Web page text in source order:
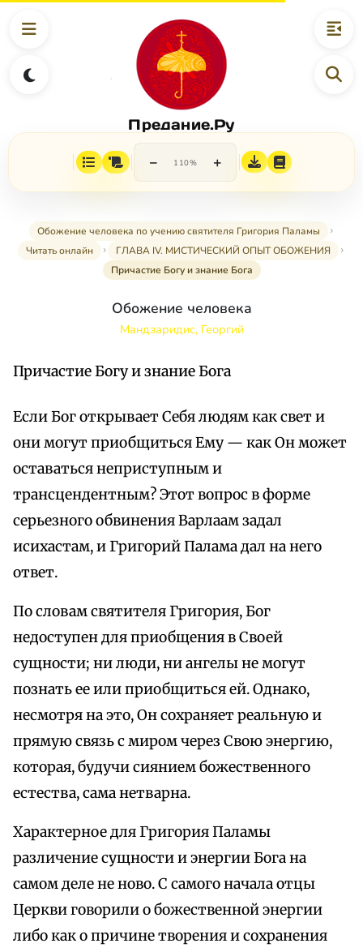
Предание.Ру
− 110% +
Обожение человека по учению святителя Григория Паламы
Читать онлайн
ГЛАВА IV. МИСТИЧЕСКИЙ ОПЫТ ОБОЖЕНИЯ
Причастие Богу и знание Бога
Обожение человека
Мандзаридис, Георгий
Причастие Богу и знание Бога
Если Бог открывает Себя людям как свет и
они могут приобщиться Ему — как Он может
оставаться неприступным и
трансцендентным? Этот вопрос в форме
серьезного обвинения Варлаам задал
исихастам, и Григорий Палама дал на него
ответ.
По словам святителя Григория, Бог
недоступен для приобщения в Своей
сущности; ни люди, ни ангелы не могут
познать ее или приобщиться ей. Однако,
несмотря на это, Он сохраняет реальную и
прямую связь с миром через Свою энергию,
которая, будучи сиянием божественного
естества, сама нетварна.
Характерное для Григория Паламы
различение сущности и энергии Бога на
самом деле не ново. С самого начала отцы
Церкви говорили о божественной энергии
либо как о причине творения и сохранения